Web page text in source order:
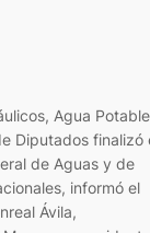
Agua Potable
Diputados finalizó
de Aguas y de
informó el
Ávila,